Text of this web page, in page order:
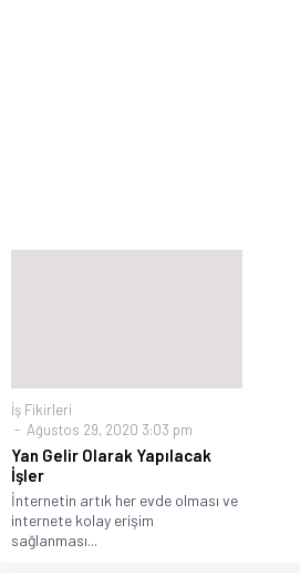
İş Fikirleri
Ağustos 29, 2020 3:03 pm
Yan Gelir Olarak Yapılacak
İşler
İnternetin artık her evde olması ve
internete kolay erişim
sağlanması...